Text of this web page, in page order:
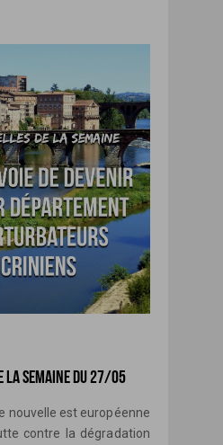
LA SEMAINE DU 27/05
nouvelle est européenne
contre la dégradation